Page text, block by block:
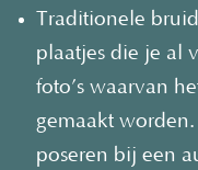
Traditionele
plaatjes die je al
foto’s waarvan
gemaakt
poseren bij een